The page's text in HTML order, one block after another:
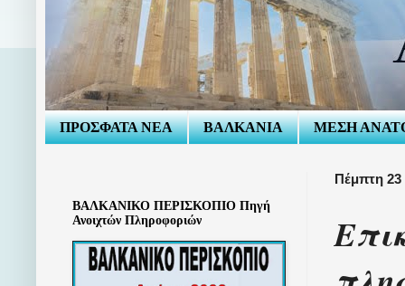
ΠΡΟΣΦΑΤΑ ΝΕΑ ΒΑΛΚΑΝΙΑ ΜΕΣΗ
Πέμπτη
ΒΑΛΚΑΝΙΚΟ ΠΕΡΙΣΚΟΠΙΟ Πηγή
Ανοιχτών Πληροφοριών